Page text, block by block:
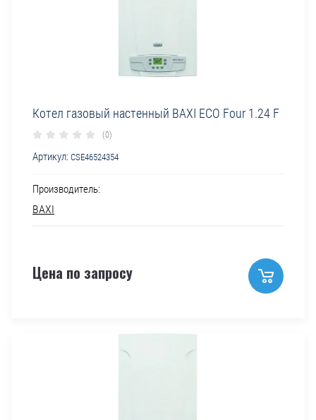
Котел газовый настенный BAXI ECO Four 1.24 F
(0)
Артикул: CSE46524354
Производитель:
BAXI
Цена по запросу